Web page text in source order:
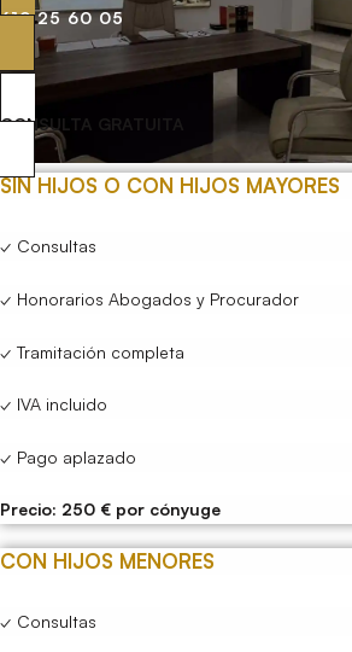
619 25 60 05
CONSULTA GRATUITA
SIN HIJOS O CON HIJOS MAYORES
✓ Consultas
✓ Honorarios Abogados y Procurador
✓ Tramitación completa
✓ IVA incluido
✓ Pago aplazado
Precio: 250 € por cónyuge
CON HIJOS MENORES
✓ Consultas